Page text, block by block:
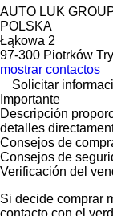
AUTO LUK
POLSKA
Łąkowa 2
97-300 Piotrków
mostrar contactos
Solicitar
Importante
Descripción
detalles
Consejos de
Consejos de
Verificación del
Si decide comprar
contacto con el